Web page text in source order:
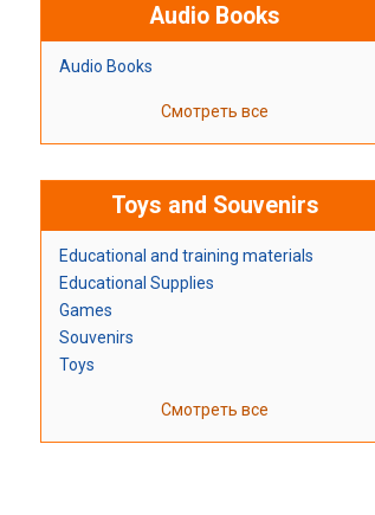
Audio Books
Audio Books
Смотреть все
Toys and Souvenirs
Educational and training materials
Educational Supplies
Games
Souvenirs
Toys
Смотреть все